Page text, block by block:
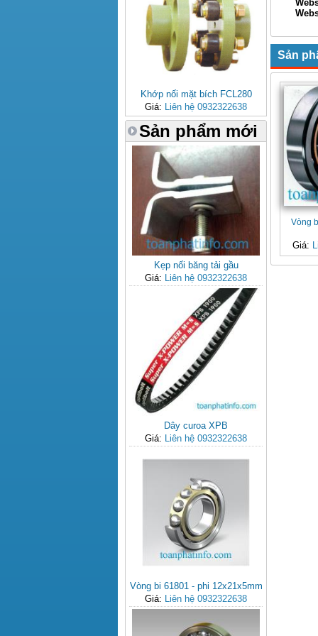
Khớp nối mặt bích FCL280
Giá: Liên hệ 0932322638
Sản phẩm mới
Kẹp nối băng tải gầu
Giá:
Liên hệ 0932322638
Dây curoa XPB
Giá:
Liên hệ 0932322638
Vòng bi 61801 - phi 12x21x5mm
Giá:
Liên hệ 0932322638
Xin
Sản
Vòng
Giá: